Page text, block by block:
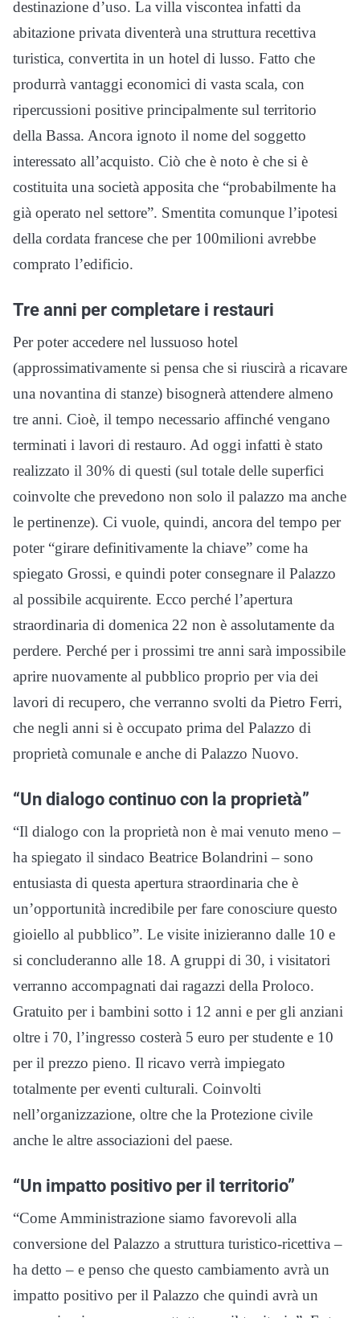
destinazione d’uso. La villa viscontea infatti da
abitazione privata diventerà una struttura recettiva
turistica, convertita in un hotel di lusso. Fatto che
produrrà vantaggi economici di vasta scala, con
ripercussioni positive principalmente sul territorio
della Bassa. Ancora ignoto il nome del soggetto
interessato all’acquisto. Ciò che è noto è che si è
costituita una società apposita che “probabilmente ha
già operato nel settore”. Smentita comunque l’ipotesi
della cordata francese che per 100milioni avrebbe
comprato l’edificio.
Tre anni per completare i restauri
Per poter accedere nel lussuoso hotel
(approssimativamente si pensa che si riuscirà a ricavare
una novantina di stanze) bisognerà attendere almeno
tre anni. Cioè, il tempo necessario affinché vengano
terminati i lavori di restauro. Ad oggi infatti è stato
realizzato il 30% di questi (sul totale delle superfici
coinvolte che prevedono non solo il palazzo ma anche
le pertinenze). Ci vuole, quindi, ancora del tempo per
poter “girare definitivamente la chiave” come ha
spiegato Grossi, e quindi poter consegnare il Palazzo
al possibile acquirente. Ecco perché l’apertura
straordinaria di domenica 22 non è assolutamente da
perdere. Perché per i prossimi tre anni sarà impossibile
aprire nuovamente al pubblico proprio per via dei
lavori di recupero, che verranno svolti da Pietro Ferri,
che negli anni si è occupato prima del Palazzo di
proprietà comunale e anche di Palazzo Nuovo.
“Un dialogo continuo con la proprietà”
“Il dialogo con la proprietà non è mai venuto meno –
ha spiegato il sindaco Beatrice Bolandrini – sono
entusiasta di questa apertura straordinaria che è
un’opportunità incredibile per fare conosciure questo
gioiello al pubblico”. Le visite inizieranno dalle 10 e
si concluderanno alle 18. A gruppi di 30, i visitatori
verranno accompagnati dai ragazzi della Proloco.
Gratuito per i bambini sotto i 12 anni e per gli anziani
oltre i 70, l’ingresso costerà 5 euro per studente e 10
per il prezzo pieno. Il ricavo verrà impiegato
totalmente per eventi culturali. Coinvolti
nell’organizzazione, oltre che la Protezione civile
anche le altre associazioni del paese.
“Un impatto positivo per il territorio”
“Come Amministrazione siamo favorevoli alla
conversione del Palazzo a struttura turistico-ricettiva –
ha detto – e penso che questo cambiamento avrà un
impatto positivo per il Palazzo che quindi avrà un